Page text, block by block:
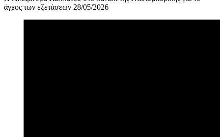
άγχος των εξετάσεων 28/05/2026